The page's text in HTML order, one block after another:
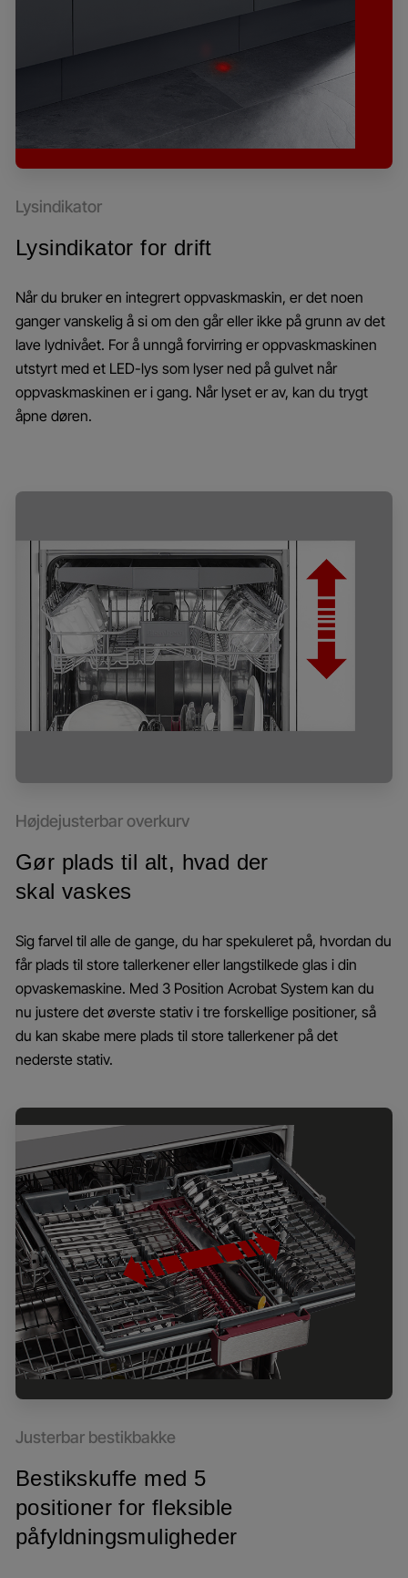
Lysindikator
Lysindikator for drift
Når du bruker en integrert oppvaskmaskin, er det noen
ganger vanskelig å si om den går eller ikke på grunn av det
lave lydnivået. For å unngå forvirring er oppvaskmaskinen
utstyrt med et LED-lys som lyser ned på gulvet når
oppvaskmaskinen er i gang. Når lyset er av, kan du trygt
åpne døren.
Højdejusterbar overkurv
Gør plads til alt, hvad der
skal vaskes
Sig farvel til alle de gange, du har spekuleret på, hvordan du
får plads til store tallerkener eller langstilkede glas i din
opvaskemaskine. Med 3 Position Acrobat System kan du
nu justere det øverste stativ i tre forskellige positioner, så
du kan skabe mere plads til store tallerkener på det
nederste stativ.
Justerbar bestikbakke
Bestikskuffe med 5
positioner for fleksible
påfyldningsmuligheder